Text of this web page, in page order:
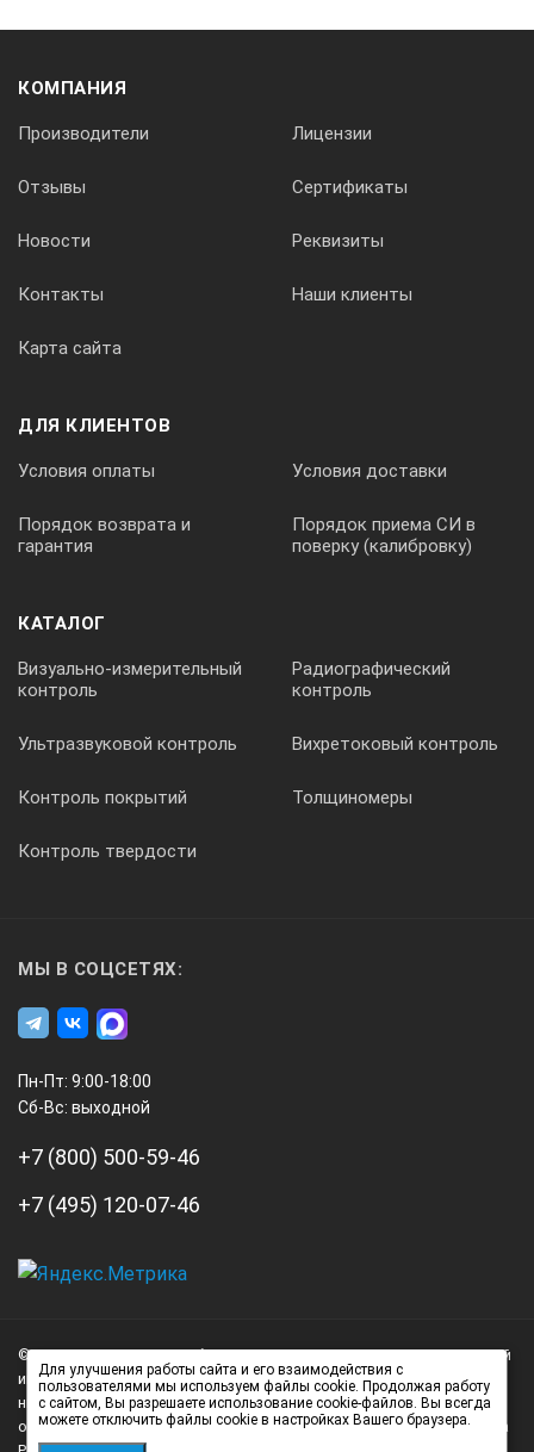
Вес, кг
3,3
КОМПЛЕКТ ПОСТАВКИ:
№
Наименование
Количество
1
КОМПАНИЯ
Производители Лицензии
Отзывы Сертификаты
Новости Реквизиты
Контакты Наши клиенты
Карта сайта
ДЛЯ КЛИЕНТОВ
Условия оплаты Условия доставки
Порядок возврата и
гарантия
Порядок приема СИ в
поверку (калибровку)
КАТАЛОГ
Визуально-измерительный
контроль
Радиографический
контроль
Ультразвуковой контроль Вихретоковый контроль
Контроль покрытий Толщиномеры
Контроль твердости
МЫ В СОЦСЕТЯХ:
Пн-Пт: 9:00-18:00
Сб-Вс: выходной
+7 (800) 500-59-46
+7 (495) 120-07-46
Нагорный
проезд
д.7
© 2026 А3 Инжиниринг Обращаем Ваше внимание на то, что данный
интернет-сайт носит исключительно информационный характер и
ни при каких условиях не является публичной офертой,
определяемой положениями статьи 437 (2) Гражданского кодекса
Для улучшения работы сайта и его взаимодействия с
пользователями мы используем файлы cookie. Продолжая работу
с сайтом, Вы разрешаете использование cookie-файлов. Вы всегда
можете отключить файлы cookie в настройках Вашего браузера.